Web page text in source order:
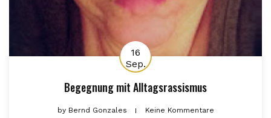
16
Sep.
Begegnung mit Alltagsrassismus
byBernd Gonzales Keine Kommentare